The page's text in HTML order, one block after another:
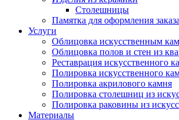
Столешницы
Памятка для оформления заказа
Услуги
Облицовка искусственным
Облицовка полов и стен из
Реставрация искусственного
Полировка искусственного
Полировка акрилового камня
Полировка столешниц из
Полировка раковины из
Материалы